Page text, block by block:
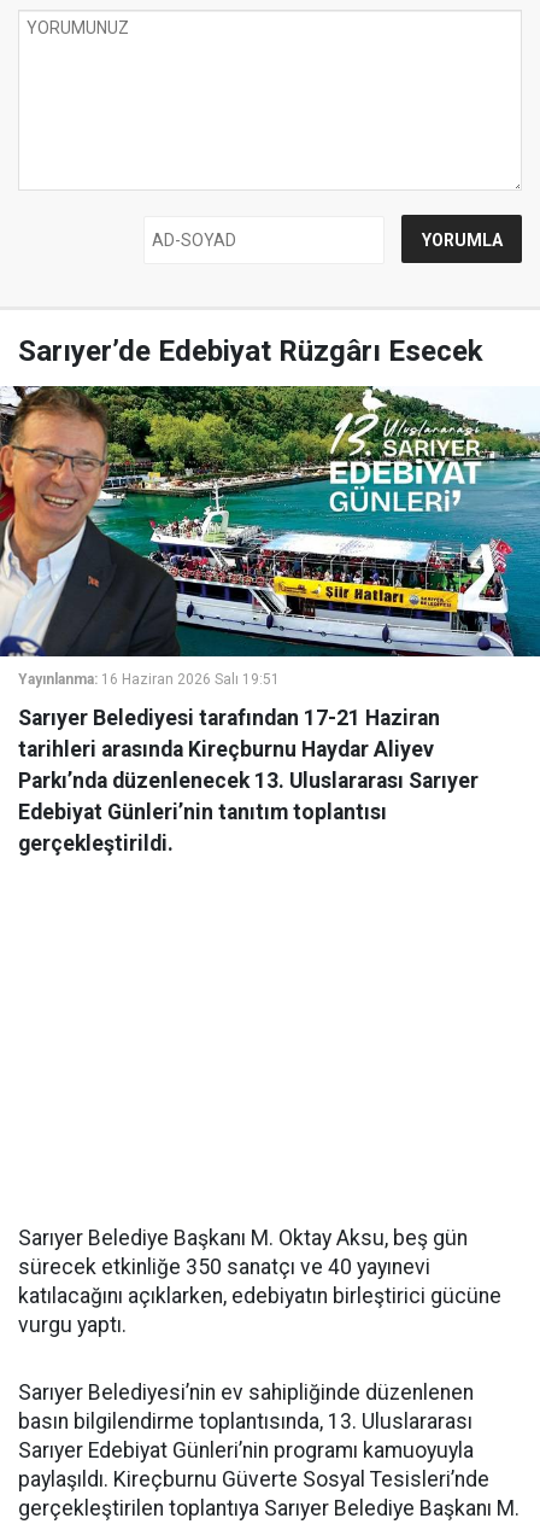
Sarıyer’de Edebiyat Rüzgârı Esecek
Yayınlanma: 16 Haziran 2026 Salı 19:51
Sarıyer Belediyesi tarafından 17-21 Haziran
tarihleri arasında Kireçburnu Haydar Aliyev
Parkı’nda düzenlenecek 13. Uluslararası Sarıyer
Edebiyat Günleri’nin tanıtım toplantısı
gerçekleştirildi.
Sarıyer Belediye Başkanı M. Oktay Aksu, beş gün
sürecek etkinliğe 350 sanatçı ve 40 yayınevi
katılacağını açıklarken, edebiyatın birleştirici gücüne
vurgu yaptı.
Sarıyer Belediyesi’nin ev sahipliğinde düzenlenen
basın bilgilendirme toplantısında, 13. Uluslararası
Sarıyer Edebiyat Günleri’nin programı kamuoyuyla
paylaşıldı. Kireçburnu Güverte Sosyal Tesisleri’nde
gerçekleştirilen toplantıya Sarıyer Belediye Başkanı M.